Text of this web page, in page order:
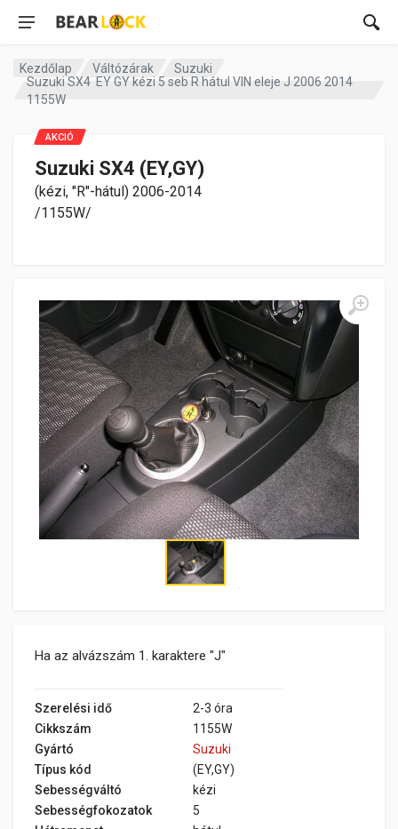
Kezdőlap Váltózárak
Suzuki
Suzuki SX4 EY GY kézi 5 seb R hátul VIN eleje J 2006 2014
1155W
Suzuki SX4 (EY,GY)
(kézi, "R"-hátul) 2006-2014
/1155W/
Ha az alvázszám 1. karaktere "J"
AKCIÓ
Szerelési idő
2-3 óra
Cikkszám
1155W
Gyártó
Suzuki
Típus kód
(EY,GY)
Sebességváltó
kézi
Sebességfokozatok
5